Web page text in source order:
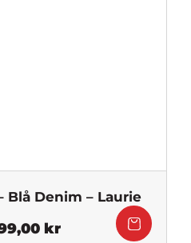
Blå Denim – Laurie
krDet